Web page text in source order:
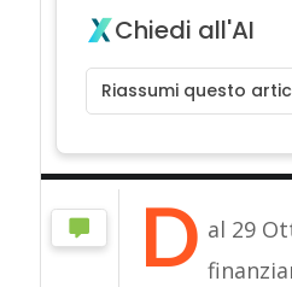
Chiedi all'AI
Riassumi questo
D al 29